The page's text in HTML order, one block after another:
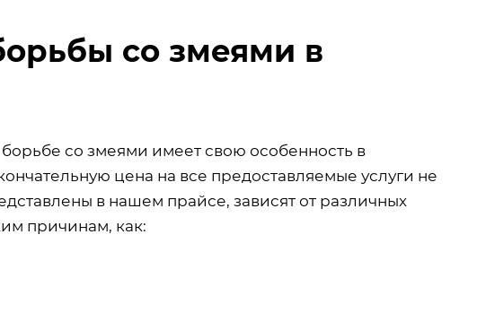
со змеями в
со змеями имеет свою особенность в
цена на все предоставляемые услуги не
в нашем прайсе, зависят от различных
причинам, как: